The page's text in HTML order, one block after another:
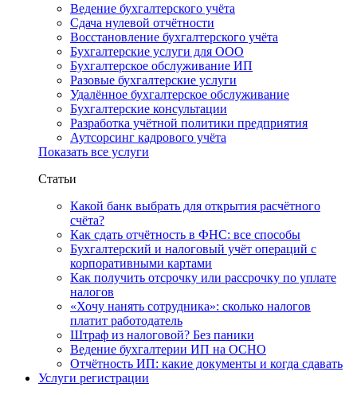
Ведение бухгалтерского учёта
Сдача нулевой отчётности
Восстановление бухгалтерского учёта
Бухгалтерские услуги для ООО
Бухгалтерское обслуживание ИП
Разовые бухгалтерские услуги
Удалённое бухгалтерское обслуживание
Бухгалтерские консультации
Разработка учётной политики предприятия
Аутсорсинг кадрового учёта
Показать все услуги
Статьи
Какой банк выбрать для открытия расчётного
счёта?
Как сдать отчётность в ФНС: все способы
Бухгалтерский и налоговый учёт операций с
корпоративными картами
Как получить отсрочку или рассрочку по уплате
налогов
«Хочу нанять сотрудника»: сколько налогов
платит работодатель
Штраф из налоговой? Без паники
Ведение бухгалтерии ИП на ОСНО
Отчётность ИП: какие документы и когда сдавать
Услуги регистрации